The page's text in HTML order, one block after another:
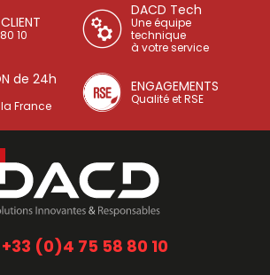
10
DACD Tech
Une équipe
technique
à votre service
de 24h
France
ENGAGEMENTS
Qualité et RSE
+33 (0)4 75 58 80 10